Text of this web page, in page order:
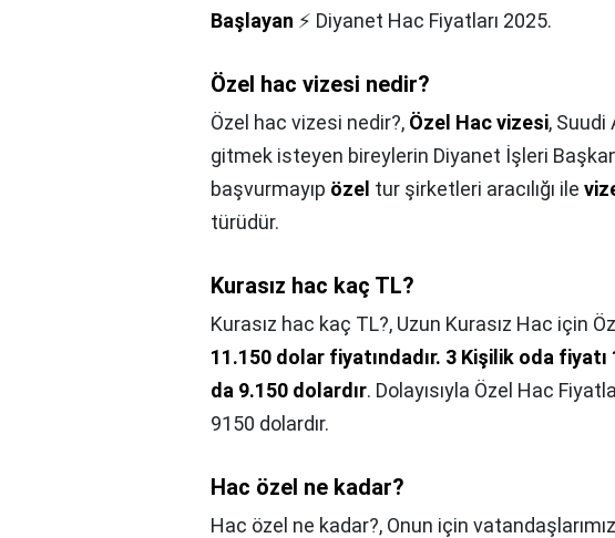
Başlayan ⚡ Diyanet Hac Fiyatları 2025.
Özel hac vizesi nedir?
Özel hac vizesi nedir?, Özel Hac vizesi,
gitmek isteyen bireylerin Diyanet İşleri
başvurmayıp özel tur şirketleri aracılığı ile
türüdür.
Kurasız hac kaç TL?
Kurasız hac kaç TL?, Uzun Kurasız Hac için
11.150 dolar fiyatındadır. 3 Kişilik oda
da 9.150 dolardır. Dolayısıyla Özel Hac
9150 dolardır.
Hac özel ne kadar?
Hac özel ne kadar?, Onun için